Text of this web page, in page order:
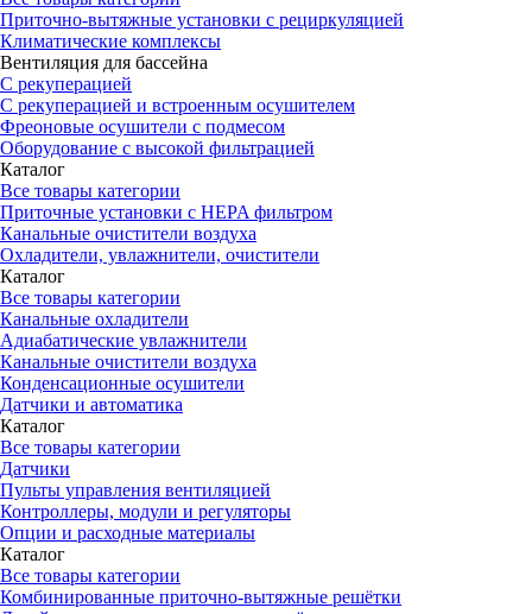
Приточно-вытяжные установки с рециркуляцией
Климатические комплексы
Вентиляция для бассейна
С рекуперацией
С рекуперацией и встроенным осушителем
Фреоновые осушители с подмесом
Оборудование с высокой фильтрацией
Каталог
Все товары категории
Приточные установки c HEPA фильтром
Канальные очистители воздуха
Охладители, увлажнители, очистители
Каталог
Все товары категории
Канальные охладители
Адиабатические увлажнители
Канальные очистители воздуха
Конденсационные осушители
Датчики и автоматика
Каталог
Все товары категории
Датчики
Пульты управления вентиляцией
Контроллеры, модули и регуляторы
Опции и расходные материалы
Каталог
Все товары категории
Комбинированные приточно-вытяжные решётки